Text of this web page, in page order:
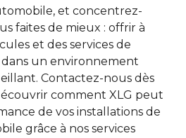
et concentrez-
faites de mieux : offrir à
et des services de
un environnement
Contactez-nous dès
comment XLG peut
de vos installations de
grâce à nos services